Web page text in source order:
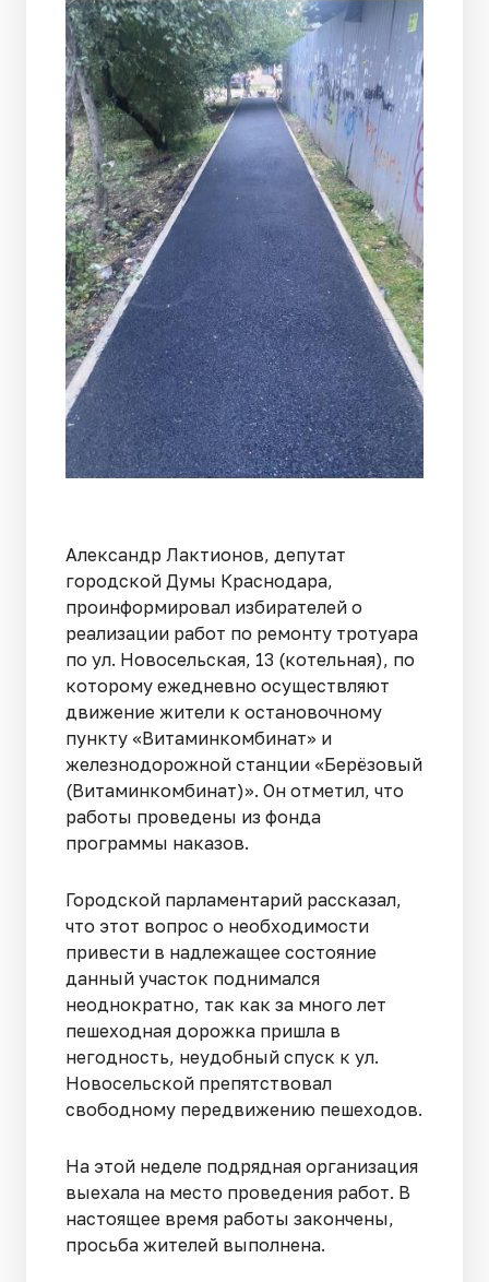
Александр Лактионов, депутат
городской Думы Краснодара,
проинформировал избирателей о
реализации работ по ремонту тротуара
по ул. Новосельская, 13 (котельная), по
которому ежедневно осуществляют
движение жители к остановочному
пункту «Витаминкомбинат» и
железнодорожной станции «Берёзовый
(Витаминкомбинат)». Он отметил, что
работы проведены из фонда
программы наказов.
Городской парламентарий рассказал,
что этот вопрос о необходимости
привести в надлежащее состояние
данный участок поднимался
неоднократно, так как за много лет
пешеходная дорожка пришла в
негодность, неудобный спуск к ул.
Новосельской препятствовал
свободному передвижению пешеходов.
На этой неделе подрядная организация
выехала на место проведения работ. В
настоящее время работы закончены,
просьба жителей выполнена.